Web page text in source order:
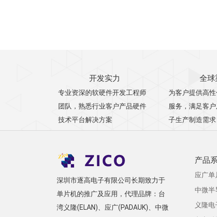
开发实力
专业资深的软硬件开发工程师
团队，熟悉行业客户产品硬件
技术平台解决方案
全球
为客户提供高
服务，满足客
子生产制造需求
深圳市逐高电子有限公司长期致力于
单片机的推广及应用，代理品牌：台
湾义隆(ELAN)、应广(PADAUK)、中微
产品
应广单
中微半
义隆电